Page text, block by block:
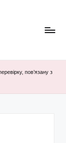
пов’язану з